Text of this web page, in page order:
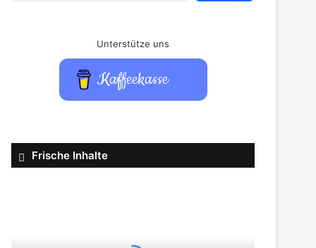
Unterstütze uns
Kaffeekasse
Frische Inhalte